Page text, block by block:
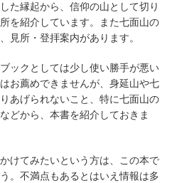
た縁起から、信仰の山として切り
を紹介しています。また七面山の
見所・登拝案内があります。
ックとしては少し使い勝手が悪い
お薦めできませんが、身延山や七
あげられないこと、特に七面山の
どから、本書を紹介しておきま
けてみたいという方は、この本で
。不満点もあるとはいえ情報は多